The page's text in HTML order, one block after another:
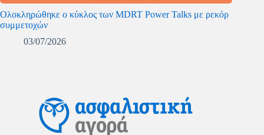
Ολοκληρώθηκε ο κύκλος των MDRT Power Talks με ρεκόρ
συμμετοχών
03/07/2026